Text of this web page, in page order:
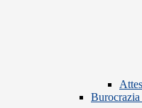
Burocrazia